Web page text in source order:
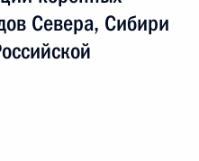
Севера, Сибири